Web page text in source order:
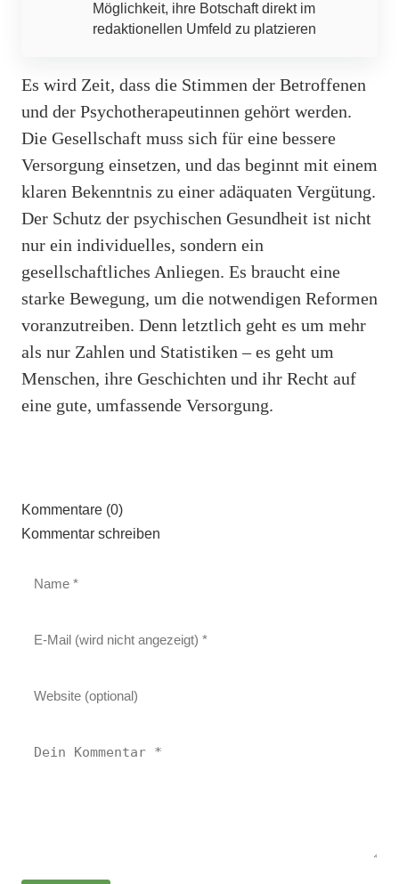
Möglichkeit, ihre Botschaft direkt im
redaktionellen Umfeld zu platzieren
Es wird Zeit, dass die Stimmen der Betroffenen
und der Psychotherapeutinnen gehört werden.
Die Gesellschaft muss sich für eine bessere
Versorgung einsetzen, und das beginnt mit einem
klaren Bekenntnis zu einer adäquaten Vergütung.
Der Schutz der psychischen Gesundheit ist nicht
nur ein individuelles, sondern ein
gesellschaftliches Anliegen. Es braucht eine
starke Bewegung, um die notwendigen Reformen
voranzutreiben. Denn letztlich geht es um mehr
als nur Zahlen und Statistiken – es geht um
Menschen, ihre Geschichten und ihr Recht auf
eine gute, umfassende Versorgung.
Kommentare (0)
Kommentar schreiben